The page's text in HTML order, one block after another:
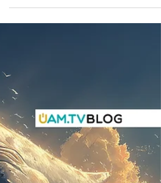
Charles M. Schulz: la
gentilezza silenziosa dei
alla gentilezza, alla lentezza e a una
consapevolezza capace di illuminare il
quotidiano.